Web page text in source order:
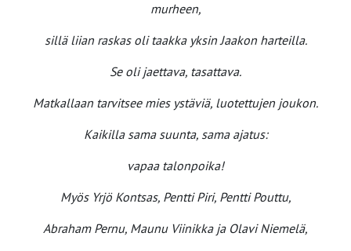
murheen,
sillä liian raskas oli taakka yksin Jaakon harteilla.
Se oli jaettava, tasattava.
Matkallaan tarvitsee mies ystäviä, luotettujen joukon.
Kaikilla sama suunta, sama ajatus:
vapaa talonpoika!
Myös Yrjö Kontsas, Pentti Piri, Pentti Pouttu,
Abraham Pernu, Maunu Viinikka ja Olavi Niemelä,